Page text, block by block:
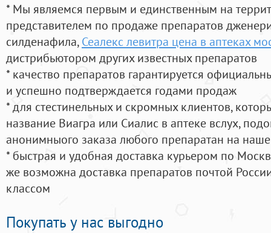
* Мы являемся первым и единственным на
представителем по продаже препаратов
силденафила, Сеалекс левитра цена в аптеках
дистрибьютором других известных препаратов
* качество препаратов гарантируется
и успешно подтверждается годами продаж
* для стестинельных и скромных клиентов,
название Виагра или Сиалис в аптеке вслух,
анонимныого заказа любого препаратан на
* быстрая и удобная доставка курьером по
же возможна доставка препаратов почтой
классом
Покупать у нас выгодно